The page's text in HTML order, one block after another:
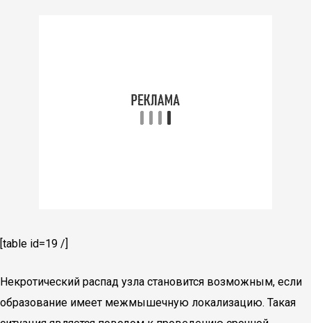
[table id=19 /]
Некротический распад узла становится возможным, если
образование имеет межмышечную локализацию. Такая